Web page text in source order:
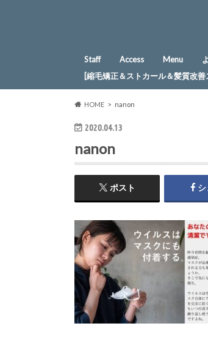
Staff Access Menu
[縮毛矯正＆ストカール＆髪質改
HOME nanon
2020.04.13
nanon
ポスト